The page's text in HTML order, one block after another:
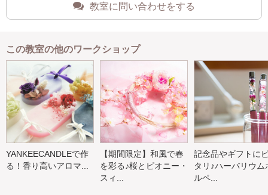
教室に問い合わせをする
この教室の他のワークショップ
YANKEECANDLEで作
る！香り高いアロマ...
【期間限定】和風で春
を彩る♪桜とピオニー・
スィ...
記念品やギフトに
タリ♪ハーバリウム
ルペ...